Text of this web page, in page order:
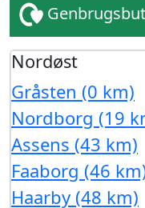
Nordøst
Gråsten (0 km)
Nordborg (19
Assens (43 km)
Faaborg (46
Haarby (48 km)